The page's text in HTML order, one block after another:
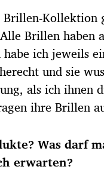
Brillen haben
ich jeweils
und sie
als ich ihnen
ihre Brillen
Was darf
erwarten?